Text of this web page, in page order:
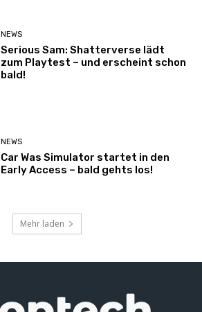
NEWS
Serious Sam: Shatterverse lädt
zum Playtest – und erscheint schon
bald!
NEWS
Car Was Simulator startet in den
Early Access – bald gehts los!
Mehr laden